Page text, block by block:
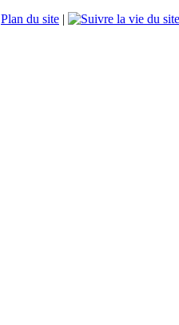
Plan du site |